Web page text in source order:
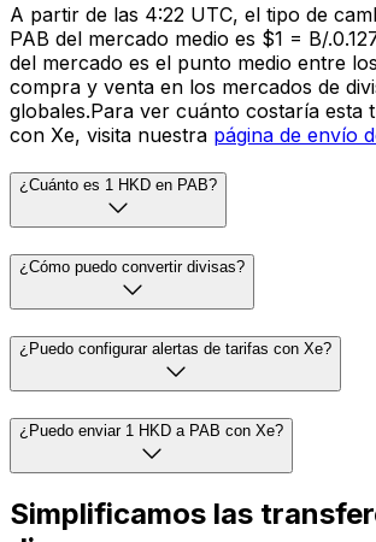
A partir de las 4:22 UTC, el tipo de
PAB del mercado medio es $1 = B/
del mercado es el punto medio entre
compra y venta en los mercados de
globales.Para ver cuánto costaría esta
con Xe, visita nuestra página de envío
¿Cuánto es 1 HKD en PAB?
¿Cómo puedo convertir divisas?
¿Puedo configurar alertas de tarifas con Xe?
¿Puedo enviar 1 HKD a PAB con Xe?
Simplificamos las